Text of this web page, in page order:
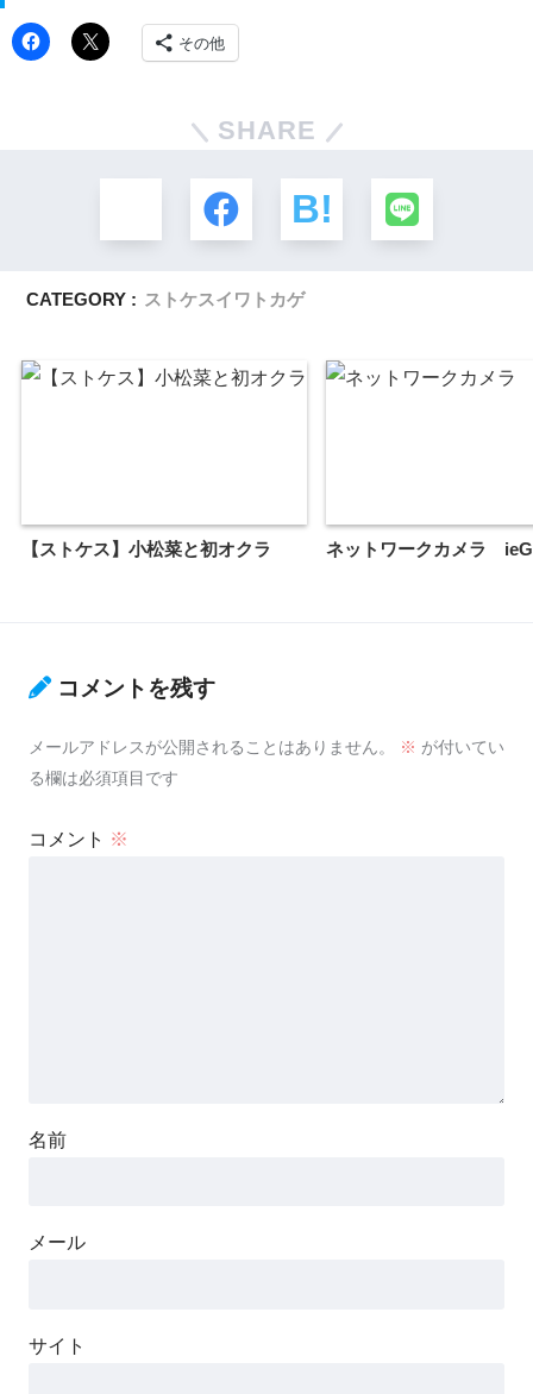
その他
SHARE
CATEGORY : ストケスイワトカゲ
【ストケス】小松菜と初オクラ ネットワークカメラ
コメントを残す
メールアドレスが公開されることはありません。 ※ が付いてい
る欄は必須項目です
コメント ※
名前
メール
サイト